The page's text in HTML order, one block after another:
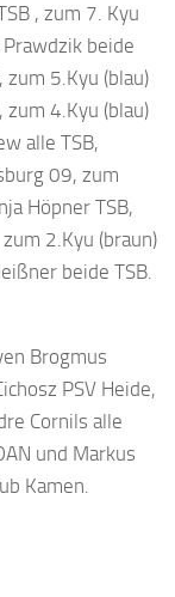
, zum 7. Kyu
beide
zum 5.Kyu (blau)
zum 4.Kyu (blau)
alle TSB,
09, zum
Höpner TSB,
2.Kyu (braun)
beide TSB.
Brogmus
PSV Heide,
Cornils alle
und Markus
Kamen.